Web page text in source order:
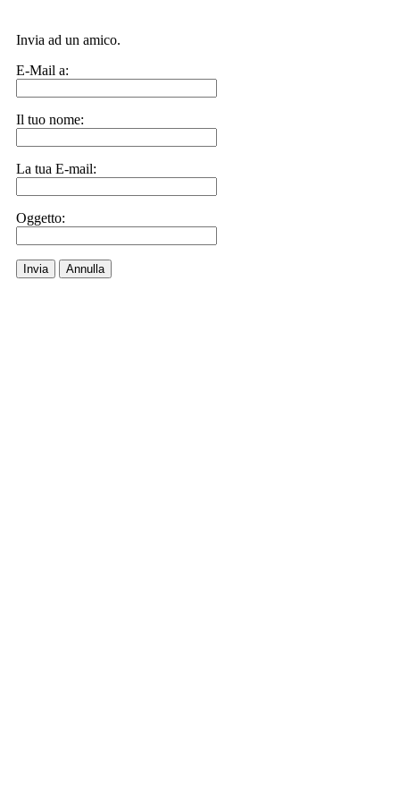
Invia ad un amico.
E-Mail a:
Il tuo nome:
La tua E-mail:
Oggetto:
Invia Annulla